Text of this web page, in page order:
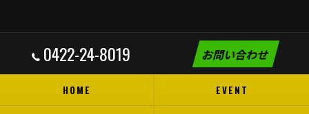
0422-24-8019 お問い合わせ
HOME EVENT